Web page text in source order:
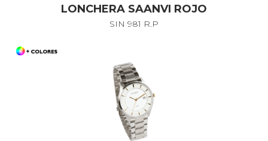
LONCHERA SAANVI ROJO
SIN 981 R.P